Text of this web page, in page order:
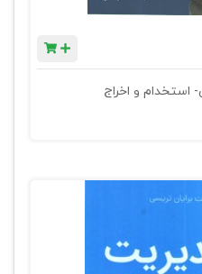
استخدام و اخراج